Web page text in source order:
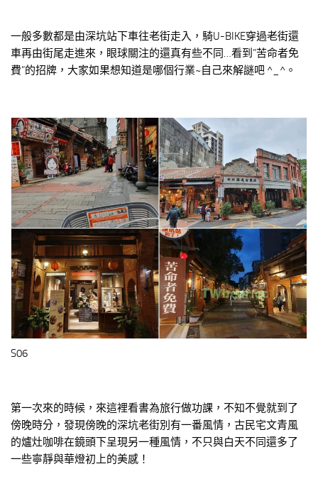
一般多數都是由深坑站下車往老街走入，騎U-BIKE穿過老街還
車再由街尾走進來，眼球關注的還真有些不同…看到”苦命者免
費”的招牌，大家如果想知道是哪個行業~自己來解謎吧 ^_^。
S06
第一次來的時候，來這裡看書為旅行做功課，不知不覺就到了
傍晚時分，發現傍晚的深坑老街別有一番風情，古民宅文青風
的爐灶咖啡在鏡頭下呈現另一種風情，不只與白天不同還多了
一些寧靜與華燈初上的美感！